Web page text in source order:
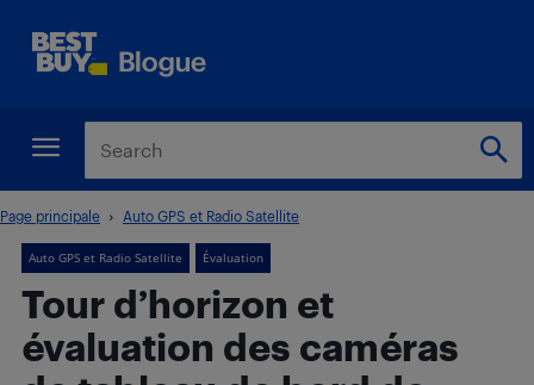
Page principale Auto GPS et Radio Satellite
Auto GPS et Radio Satellite Évaluation
Tour d’horizon et
évaluation des caméras